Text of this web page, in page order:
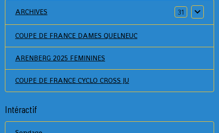
ARCHIVES 31
COUPE DE FRANCE DAMES QUELNEUC
ARENBERG 2025 FEMININES
COUPE DE FRANCE CYCLO CROSS JU
Intéractif